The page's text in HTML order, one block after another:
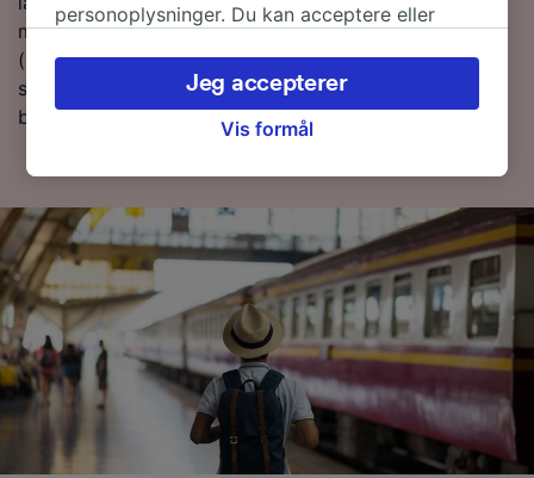
mere om rejsen, så læs videre om togplaner
(deriblandt om de første og sidste togtider), ofte
stillede spørgsmål og tips til, hvordan du bestiller
billige togbilletter.
personoplysninger. Du kan acceptere eller
herunder din ret til at gøre indsigelse, hvor
legitim interesse bruges, eller når som helst på
siden om privatlivspolitik. Disse valg
sporingsformål, hvis du har bedt os om ikke at
spore dig.
Vi og vores partnere behandler data for at
levere:
Bruge præcise geografiske
placeringsoplysninger. Aktivt scanne
enhedskarakteristika til identifikation.
Opbevare og/eller tilgå oplysninger på en
enhed. Tilpasset annoncering og indhold,
annoncerings- og indholdsmåling,
Vis formål
Jeg accepterer